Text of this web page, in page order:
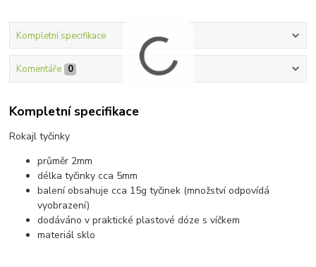
Kompletní specifikace
Komentáře 0
Kompletní specifikace
Rokajl tyčinky
průměr 2mm
délka tyčinky cca 5mm
balení obsahuje cca 15g tyčinek (množství odpovídá
vyobrazení)
dodáváno v praktické plastové dóze s víčkem
materiál sklo